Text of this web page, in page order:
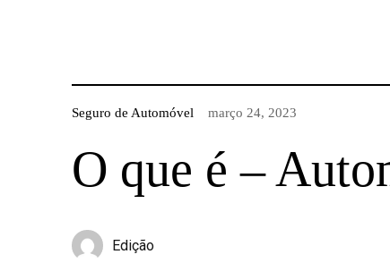
Seguro de Automóvel março 24, 2023
O que é –
Edição